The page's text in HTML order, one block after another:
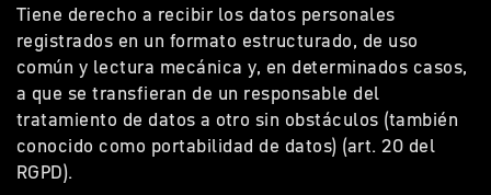
Tiene derecho a recibir los datos personales
registrados en un formato estructurado, de uso
común y lectura mecánica y, en determinados casos,
a que se transfieran de un responsable del
tratamiento de datos a otro sin obstáculos (también
conocido como portabilidad de datos) (art. 20 del
RGPD).